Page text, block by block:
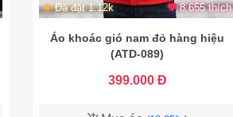
Đã đặt 1.12k 8.655 thích
Áo khoác gió nam đỏ hàng hiệu
(ATD-089)
399.000 Đ